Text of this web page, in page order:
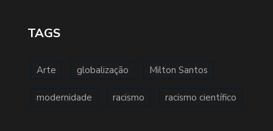
TAGS
Arte globalização Milton Santos
modernidade racismo racismo científico